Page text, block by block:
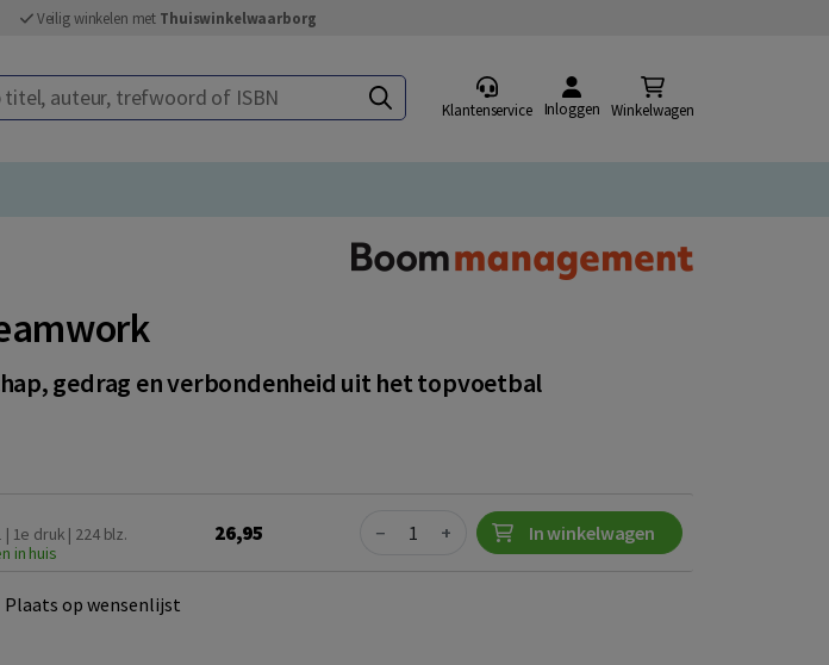
Veilig winkelen met Thuiswinkelwaarborg
auteur, trefwoord of ISBN
Klantenservice Inloggen Winkelwagen
gedrag en verbondenheid uit het topvoetbal
| 1e druk | 224 blz.
in huis
26,95 Quantity
− + In winkelwagen
Plaats op wensenlijst